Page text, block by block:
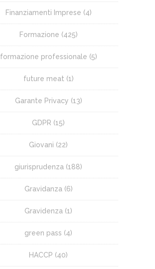
Finanziamenti Imprese (4)
Formazione (425)
formazione professionale (5)
future meat (1)
Garante Privacy (13)
GDPR (15)
Giovani (22)
giurisprudenza (188)
Gravidanza (6)
Gravidenza (1)
green pass (4)
HACCP (40)